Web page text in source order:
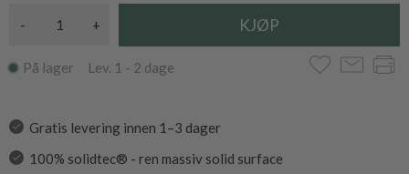
- +
På lager Lev. 1 - 2 dage
Gratis levering innen 1–3 dager
100% solidtec® - ren massiv solid surface